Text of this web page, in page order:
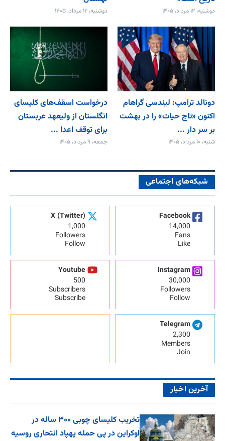
دوشنبه، ۱۲ مرداد، ۱۴۰۵ دوشنبه، ۱۲ مرداد، ۱۴۰۵
دونالد ترامپ: لیندسی گراهام
اکنون «تاج حیات» را در بهشت
بر سر دار ...
شنبه، ۱۰ مرداد، ۱۴۰۵
درخواست اسقف‌های کلیسای
انگلستان از ولیعهد عربستان
برای توقف اعدا ...
جمعه، ۹ مرداد، ۱۴۰۵
شبکه‌های اجتماعی
Facebook
14,000
Fans
Like
X (Twitter)
1,000
Followers
Follow
Instagram
30,000
Followers
Follow
Youtube
500
Subscribers
Subscribe
Telegram
2,300
Members
Join
آخرین اخبار
تخریب کلیسای چوبی ۳۰۰ ساله در
اوکراین در پی حمله پهپاد انتحاری روسیه